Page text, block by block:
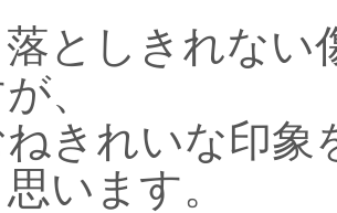
としきれない
、
きれいな印象
います。